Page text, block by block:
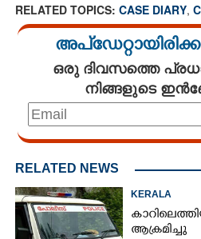
RELATED TOPICS: CASE DIARY,
ഒരു ദിവസത്തെ
നിങ്ങളുടെ
RELATED NEWS
KERALA
ആക്രമിച്ചു